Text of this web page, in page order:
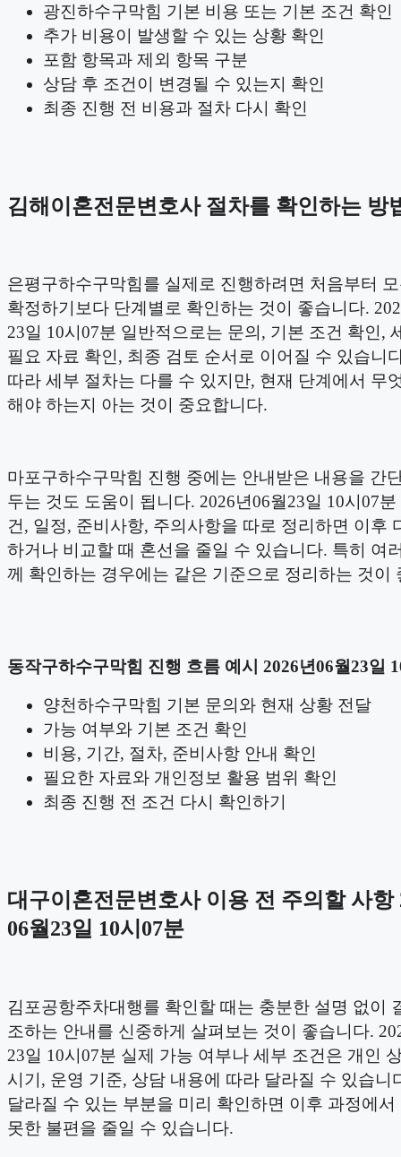
광진하수구막힘 기본 비용 또는 기본 조건 확인
추가 비용이 발생할 수 있는 상황 확인
포함 항목과 제외 항목 구분
상담 후 조건이 변경될 수 있는지 확인
최종 진행 전 비용과 절차 다시 확인
김해이혼전문변호사 절차를 확인하는 방
은평구하수구막힘를 실제로 진행하려면 처음부터
확정하기보다 단계별로 확인하는 것이 좋습니다.
23일 10시07분 일반적으로는 문의, 기본 조건 확인,
필요 자료 확인, 최종 검토 순서로 이어질 수 있습니
따라 세부 절차는 다를 수 있지만, 현재 단계에서 무
해야 하는지 아는 것이 중요합니다.
마포구하수구막힘 진행 중에는 안내받은 내용을 간
두는 것도 도움이 됩니다. 2026년06월23일 10시07
건, 일정, 준비사항, 주의사항을 따로 정리하면 이후
하거나 비교할 때 혼선을 줄일 수 있습니다. 특히 여
께 확인하는 경우에는 같은 기준으로 정리하는 것이
동작구하수구막힘 진행 흐름 예시 2026년06월23일
양천하수구막힘 기본 문의와 현재 상황 전달
가능 여부와 기본 조건 확인
비용, 기간, 절차, 준비사항 안내 확인
필요한 자료와 개인정보 활용 범위 확인
최종 진행 전 조건 다시 확인하기
대구이혼전문변호사 이용 전 주의할 사항
06월23일 10시07분
김포공항주차대행를 확인할 때는 충분한 설명 없이
조하는 안내를 신중하게 살펴보는 것이 좋습니다.
23일 10시07분 실제 가능 여부나 세부 조건은 개인
시기, 운영 기준, 상담 내용에 따라 달라질 수 있습니
달라질 수 있는 부분을 미리 확인하면 이후 과정에서
못한 불편을 줄일 수 있습니다.